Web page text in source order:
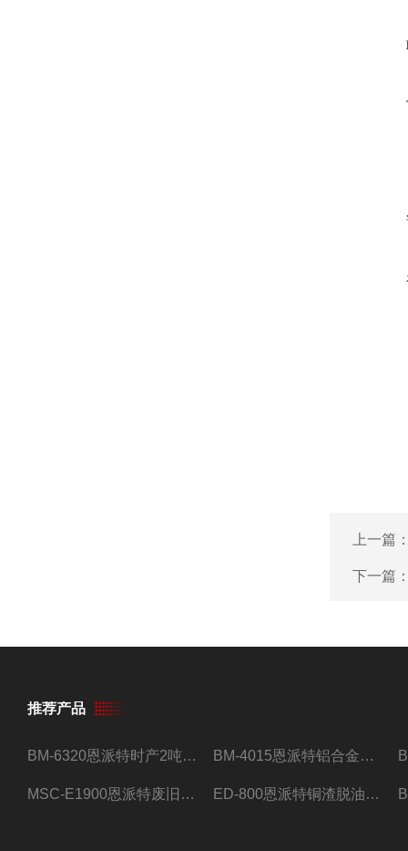
上一篇
下一篇
推荐产品
BM-6320恩派特时产2吨合金钢屑压饼机 BM-4015恩派特铝合金屑压饼机 脱油效果好
MSC-E1900恩派特废旧锂电池极片破碎处理设备 ED-800恩派特铜渣脱油机废铜屑铝屑甩油机